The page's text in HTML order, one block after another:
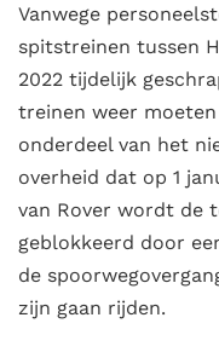
Vanwege
spitstreinen tussen
2022 tijdelijk
treinen weer
onderdeel van het
overheid dat op 1
van Rover wordt de
geblokkeerd door
de
zijn gaan rijden.